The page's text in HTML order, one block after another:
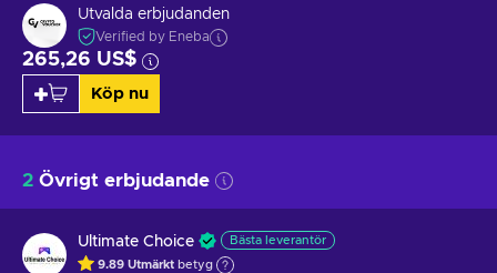
Utvalda erbjudanden
Verified by Eneba
265,26 US$
Köp nu
2 Övrigt erbjudande
Ultimate Choice Bästa leverantör
9.89 Utmärkt betyg